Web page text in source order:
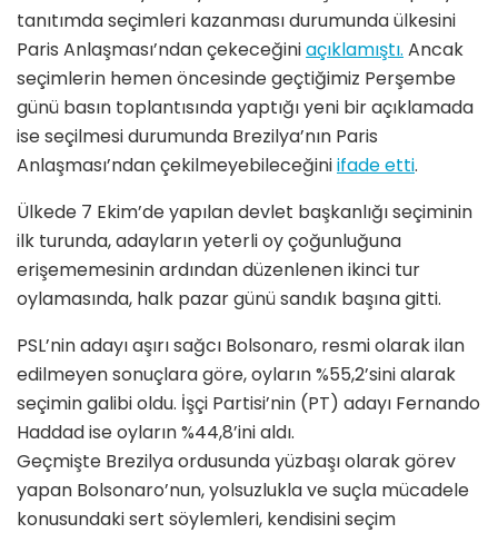
tanıtımda seçimleri kazanması durumunda ülkesini
Paris Anlaşması’ndan çekeceğiniaçıklamıştı. Ancak
seçimlerin hemen öncesinde geçtiğimiz Perşembe
günü basın toplantısında yaptığı yeni bir açıklamada
ise seçilmesi durumunda Brezilya’nın Paris
Anlaşması’ndan çekilmeyebileceğiniifade etti.
Ülkede 7 Ekim’de yapılan devlet başkanlığı seçiminin
ilk turunda, adayların yeterli oy çoğunluğuna
erişememesinin ardından düzenlenen ikinci tur
oylamasında, halk pazar günü sandık başına gitti.
PSL’nin adayı aşırı sağcı Bolsonaro, resmi olarak ilan
edilmeyen sonuçlara göre, oyların %55,2’sini alarak
seçimin galibi oldu. İşçi Partisi’nin (PT) adayı Fernando
Haddad ise oyların %44,8’ini aldı.
Geçmişte Brezilya ordusunda yüzbaşı olarak görev
yapan Bolsonaro’nun, yolsuzlukla ve suçla mücadele
konusundaki sert söylemleri, kendisini seçim